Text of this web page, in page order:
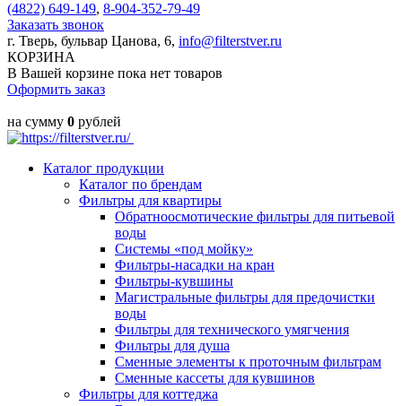
(4822) 649-149, 8-904-352-79-49
Заказать звонок
г. Тверь, бульвар Цанова, 6, info@filterstver.ru
КОРЗИНА
В Вашей корзине пока нет товаров
Оформить заказ
на сумму 0 рублей
Каталог продукции
Каталог по брендам
Фильтры для квартиры
Обратноосмотические фильтры для питьевой
воды
Системы «под мойку»
Фильтры-насадки на кран
Фильтры-кувшины
Магистральные фильтры для предочистки
воды
Фильтры для технического умягчения
Фильтры для душа
Сменные элементы к проточным фильтрам
Сменные кассеты для кувшинов
Фильтры для коттеджа